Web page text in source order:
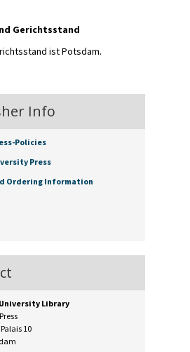
Gerichtsstand
ist Potsdam.
Info
Policies
Press
Ordering Information
Library
10